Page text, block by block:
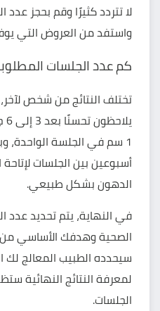
لا تتردد كثيرًا وقم بحجز عدد
واستفد من العروض التي
كم عدد الجلسات
تختلف النتائج من شخص
1 سم في الجلسة
أسبوعين بين الجلسات
الدهون بشكل طبيعي.
في النهاية، يتم تحديد عدد
الصحية وهدفك الأساسي
سيحدده الطبيب المعالج لك
لمعرفة النتائج النهائية
الجلسات.